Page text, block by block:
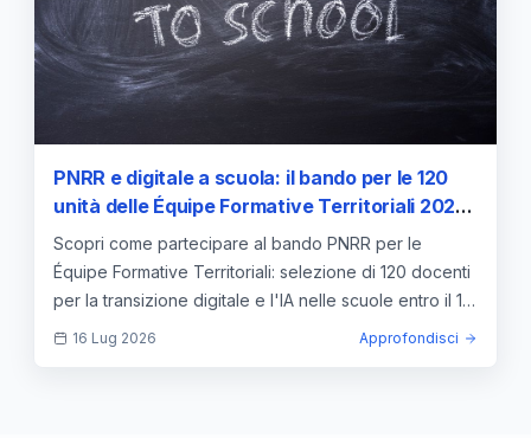
PNRR e digitale a scuola: il bando per le 120
unità delle Équipe Formative Territoriali 2026-
2027
Scopri come partecipare al bando PNRR per le
Équipe Formative Territoriali: selezione di 120 docenti
per la transizione digitale e l'IA nelle scuole entro il 17
luglio 2026.
16 Lug 2026 Approfondisci